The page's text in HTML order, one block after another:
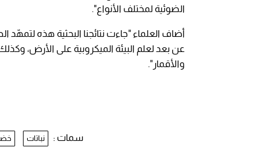
الضوئية لمختلف الأنواع".
أضاف العلماء "جاءت نتائجنا البحثية هذه لتمهّد
عن بعد لعلم البيئة الميكروبية على الأرض،
والأقمار".
سمات : نباتات